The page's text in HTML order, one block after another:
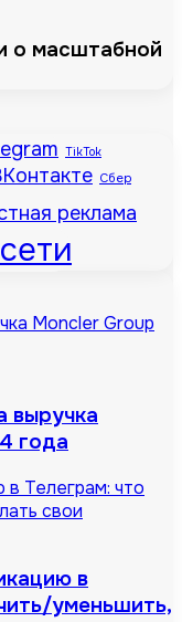
о масштабной
TikTok
Сбер
реклама
Moncler Group
выручка
года
в Телеграм: что
свои
в
уменьшить,